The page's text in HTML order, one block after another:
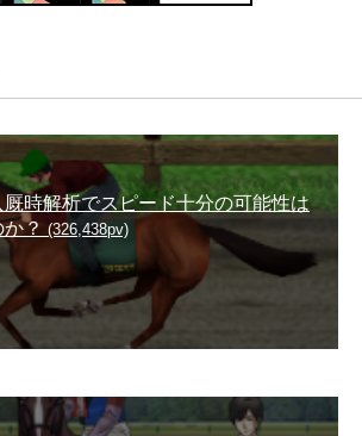
時解析でスピード十分の可能性は
？ (326,438pv)